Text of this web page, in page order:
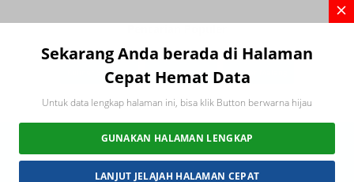
Sekarang Anda berada di Halaman
Cepat Hemat Data
Untuk data lengkap halaman ini, bisa klik Button berwarna hijau
GUNAKAN HALAMAN LENGKAP
LANJUT JELAJAH HALAMAN CEPAT
Kuliner Surabaya Kulinersidoarjo Kuliner Malang
2026 FORUSEO
Connect with us